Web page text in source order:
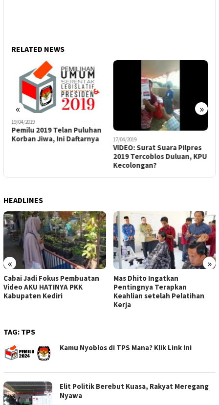
RELATED NEWS
« »
19/04/2019
Pemilu 2019 Telan Puluhan
Korban Jiwa, Ini Daftarnya
17/04/2019
VIDEO: Surat Suara Pilpres
2019 Tercoblos Duluan, KPU
Kecolongan?
HEADLINES
« »
Cabai Jadi Fokus Pembuatan
Video AKU HATINYA PKK
Kabupaten Kediri
Mas Dhito Ingatkan
Pentingnya Terapkan
Keahlian setelah Pelatihan
Kerja
TAG: TPS
Kamu Nyoblos di TPS Mana? Klik Link Ini
Elit Politik Berebut Kuasa, Rakyat Meregang
Nyawa